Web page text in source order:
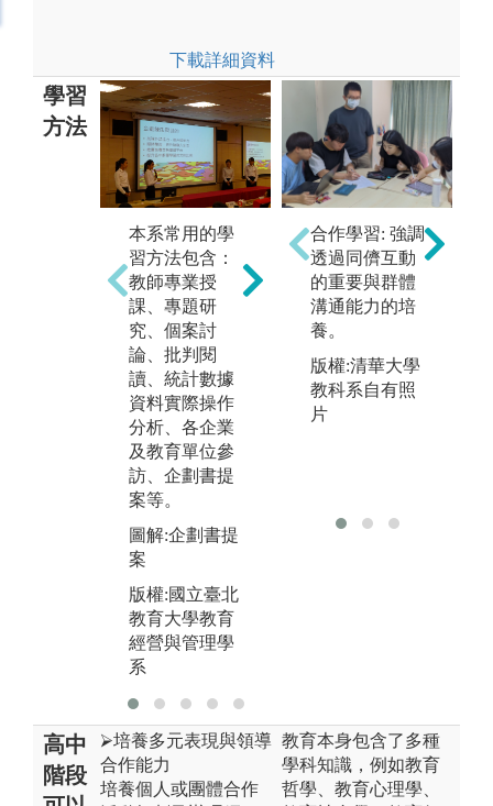
下載詳細資料
學習
方法
本系常用的學
習方法包含：
教師專業授
課、專題研
究、個案討
論、批判閱
讀、統計數據
資料實際操作
分析、各企業
及教育單位參
訪、企劃書提
案等。
圖解:企劃書提
案
版權:國立臺北
教育大學教育
經營與管理學
系
本系常用的學
習方法包含：
教師專業授
課、專題研
究、個案討
論、批判閱
讀、統計數據
資料實際操作
分析、各企業
圖解:專題研究
合作學習: 強調
透過同儕互動
的重要與群體
溝通能力的培
養。
版權:清華大學
教科系自有照
片
高中
階段
⮚培養多元表現與領導
合作能力
培養個人或團體合作
教育本身包含了多種
學科知識，例如教育
哲學、教育心理學、